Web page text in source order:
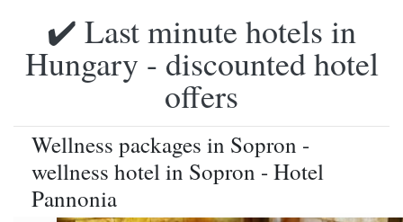
✔️ Last minute hotels in
Hungary - discounted hotel
offers
Wellness packages in Sopron -
wellness hotel in Sopron - Hotel
Pannonia